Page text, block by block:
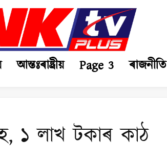
আন্তঃৰাষ্ট্ৰীয় Page 3 ৰাজনীতি
১ লাখ টকাৰ কাঠ